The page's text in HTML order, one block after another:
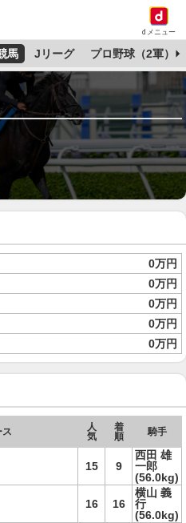
dメニュー
馬 Jリーグ プロ野球（2軍）
0万円
0万円
0万円
0万円
0万円
ス
人
気
着
順
騎手
15 9
西田 雄
一郎
(56.0kg)
16 16
横山 義
行
(56.0kg)